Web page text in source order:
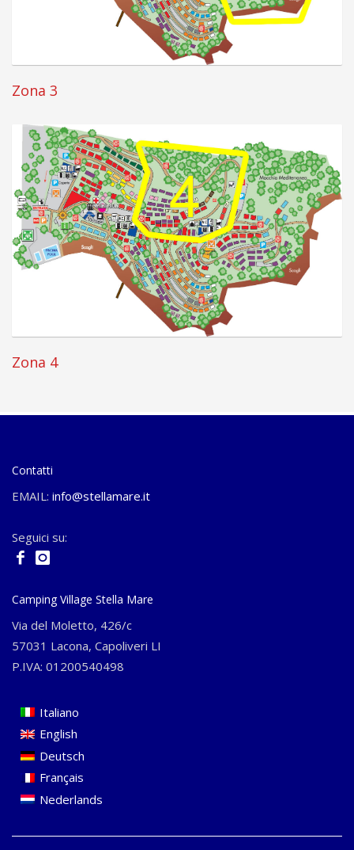
Zona 3
Zona 4
Contatti
EMAIL: info@stellamare.it
Seguici su:
Camping Village Stella Mare
Via del Moletto, 426/c
57031 Lacona, Capoliveri LI
P.IVA: 01200540498
Italiano
English
Deutsch
Français
Nederlands